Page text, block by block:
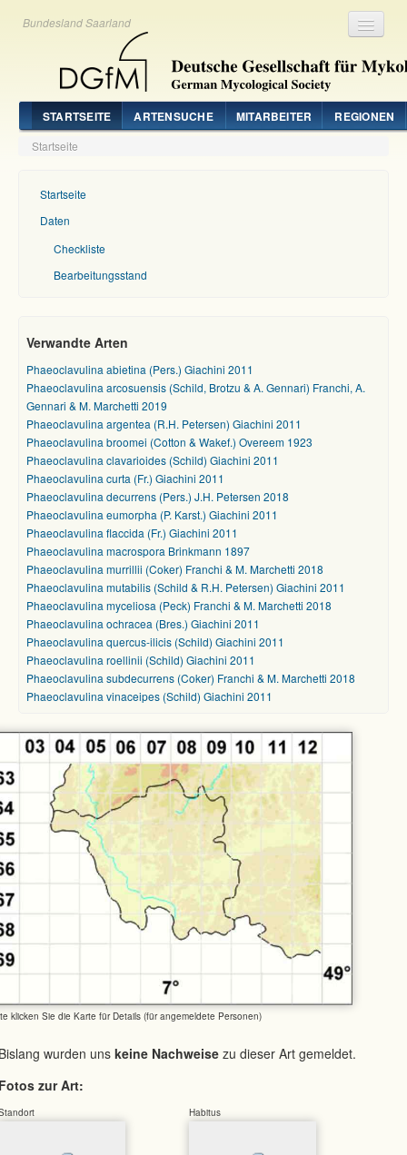
Bundesland Saarland
STARTSEITE ARTENSUCHE MITARBEITER REGIONEN
Startseite
Startseite
Daten
Checkliste
Bearbeitungsstand
Verwandte Arten
Phaeoclavulina abietina (Pers.) Giachini 2011
Phaeoclavulina arcosuensis (Schild, Brotzu & A. Gennari) Franchi, A.
Gennari & M. Marchetti 2019
Phaeoclavulina argentea (R.H. Petersen) Giachini 2011
Phaeoclavulina broomei (Cotton & Wakef.) Overeem 1923
Phaeoclavulina clavarioides (Schild) Giachini 2011
Phaeoclavulina curta (Fr.) Giachini 2011
Phaeoclavulina decurrens (Pers.) J.H. Petersen 2018
Phaeoclavulina eumorpha (P. Karst.) Giachini 2011
Phaeoclavulina flaccida (Fr.) Giachini 2011
Phaeoclavulina macrospora Brinkmann 1897
Phaeoclavulina murrillii (Coker) Franchi & M. Marchetti 2018
Phaeoclavulina mutabilis (Schild & R.H. Petersen) Giachini 2011
Phaeoclavulina myceliosa (Peck) Franchi & M. Marchetti 2018
Phaeoclavulina ochracea (Bres.) Giachini 2011
Phaeoclavulina quercus-ilicis (Schild) Giachini 2011
Phaeoclavulina roellinii (Schild) Giachini 2011
Phaeoclavulina subdecurrens (Coker) Franchi & M. Marchetti 2018
Phaeoclavulina vinaceipes (Schild) Giachini 2011
klicken Sie die Karte für Details (für angemeldete Personen)
wurden uns keine Nachweise zu dieser Art gemeldet.
zur Art:
Habitus